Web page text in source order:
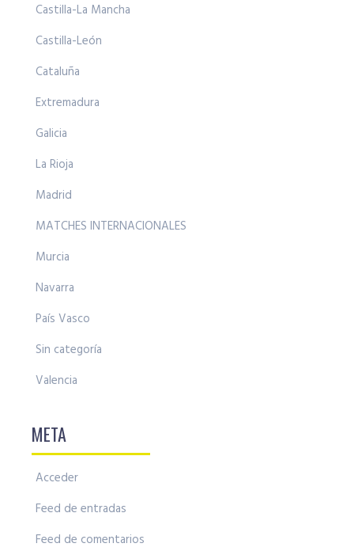
Castilla-La Mancha
Castilla-León
Cataluña
Extremadura
Galicia
La Rioja
Madrid
MATCHES INTERNACIONALES
Murcia
Navarra
País Vasco
Sin categoría
Valencia
META
Acceder
Feed de entradas
Feed de comentarios